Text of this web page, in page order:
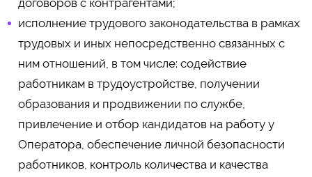
договоров с контрагентами;
исполнение трудового законодательства в рамках
трудовых и иных непосредственно связанных с
ним отношений, в том числе: содействие
работникам в трудоустройстве, получении
образования и продвижении по службе,
привлечение и отбор кандидатов на работу у
Оператора, обеспечение личной безопасности
работников, контроль количества и качества